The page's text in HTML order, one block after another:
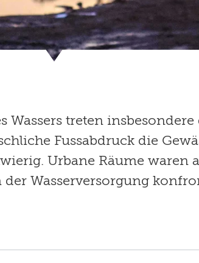
Wassers treten
Fussabdruck die
Urbane Räume
Wasserversorgung